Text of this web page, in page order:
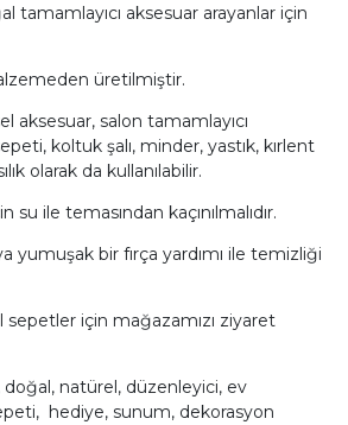
tamamlayıcı aksesuar arayanlar için
üretilmiştir.
aksesuar, salon tamamlayıcı
koltuk şalı, minder, yastık, kırlent
olarak da kullanılabilir.
su ile temasından kaçınılmalıdır.
yumuşak bir fırça yardımı ile temizliği
sepetler için mağazamızı ziyaret
doğal, natürel, düzenleyici, ev
hediye, sunum, dekorasyon